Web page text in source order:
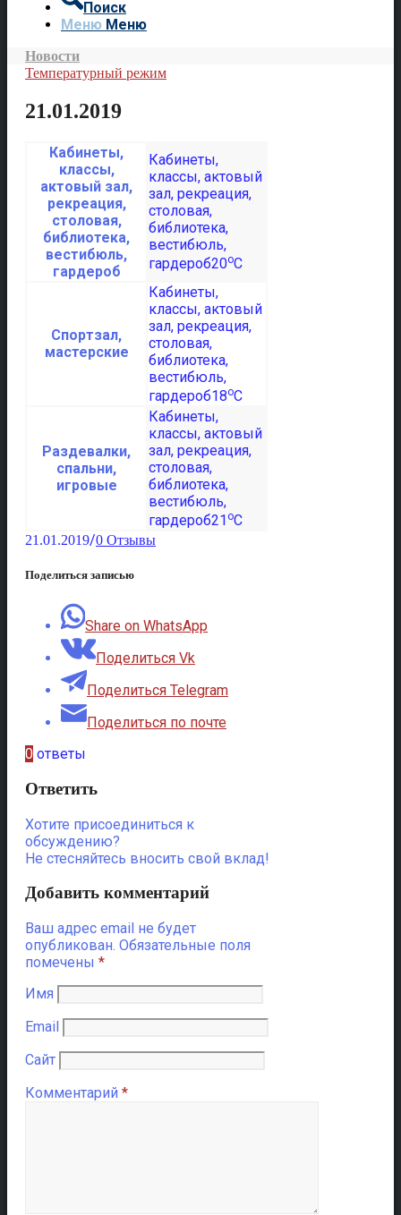
Поиск
Меню Меню
Новости
Температурный режим
21.01.2019
Кабинеты,
классы,
актовый зал,
рекреация,
столовая,
библиотека,
вестибюль,
гардероб
20oC
Спортзал,
мастерские
18oC
Раздевалки,
спальни,
игровые
21 oC
21.01.2019/0 Отзывы
Поделиться записью
Share on WhatsApp
Поделиться Vk
Поделиться Telegram
Поделиться по почте
0 ответы
Ответить
Хотите присоединиться к
обсуждению?
Не стесняйтесь вносить свой вклад!
Добавить комментарий
Ваш адрес email не будет
опубликован. Обязательные поля
помечены *
Имя
Email
Сайт
Комментарий *